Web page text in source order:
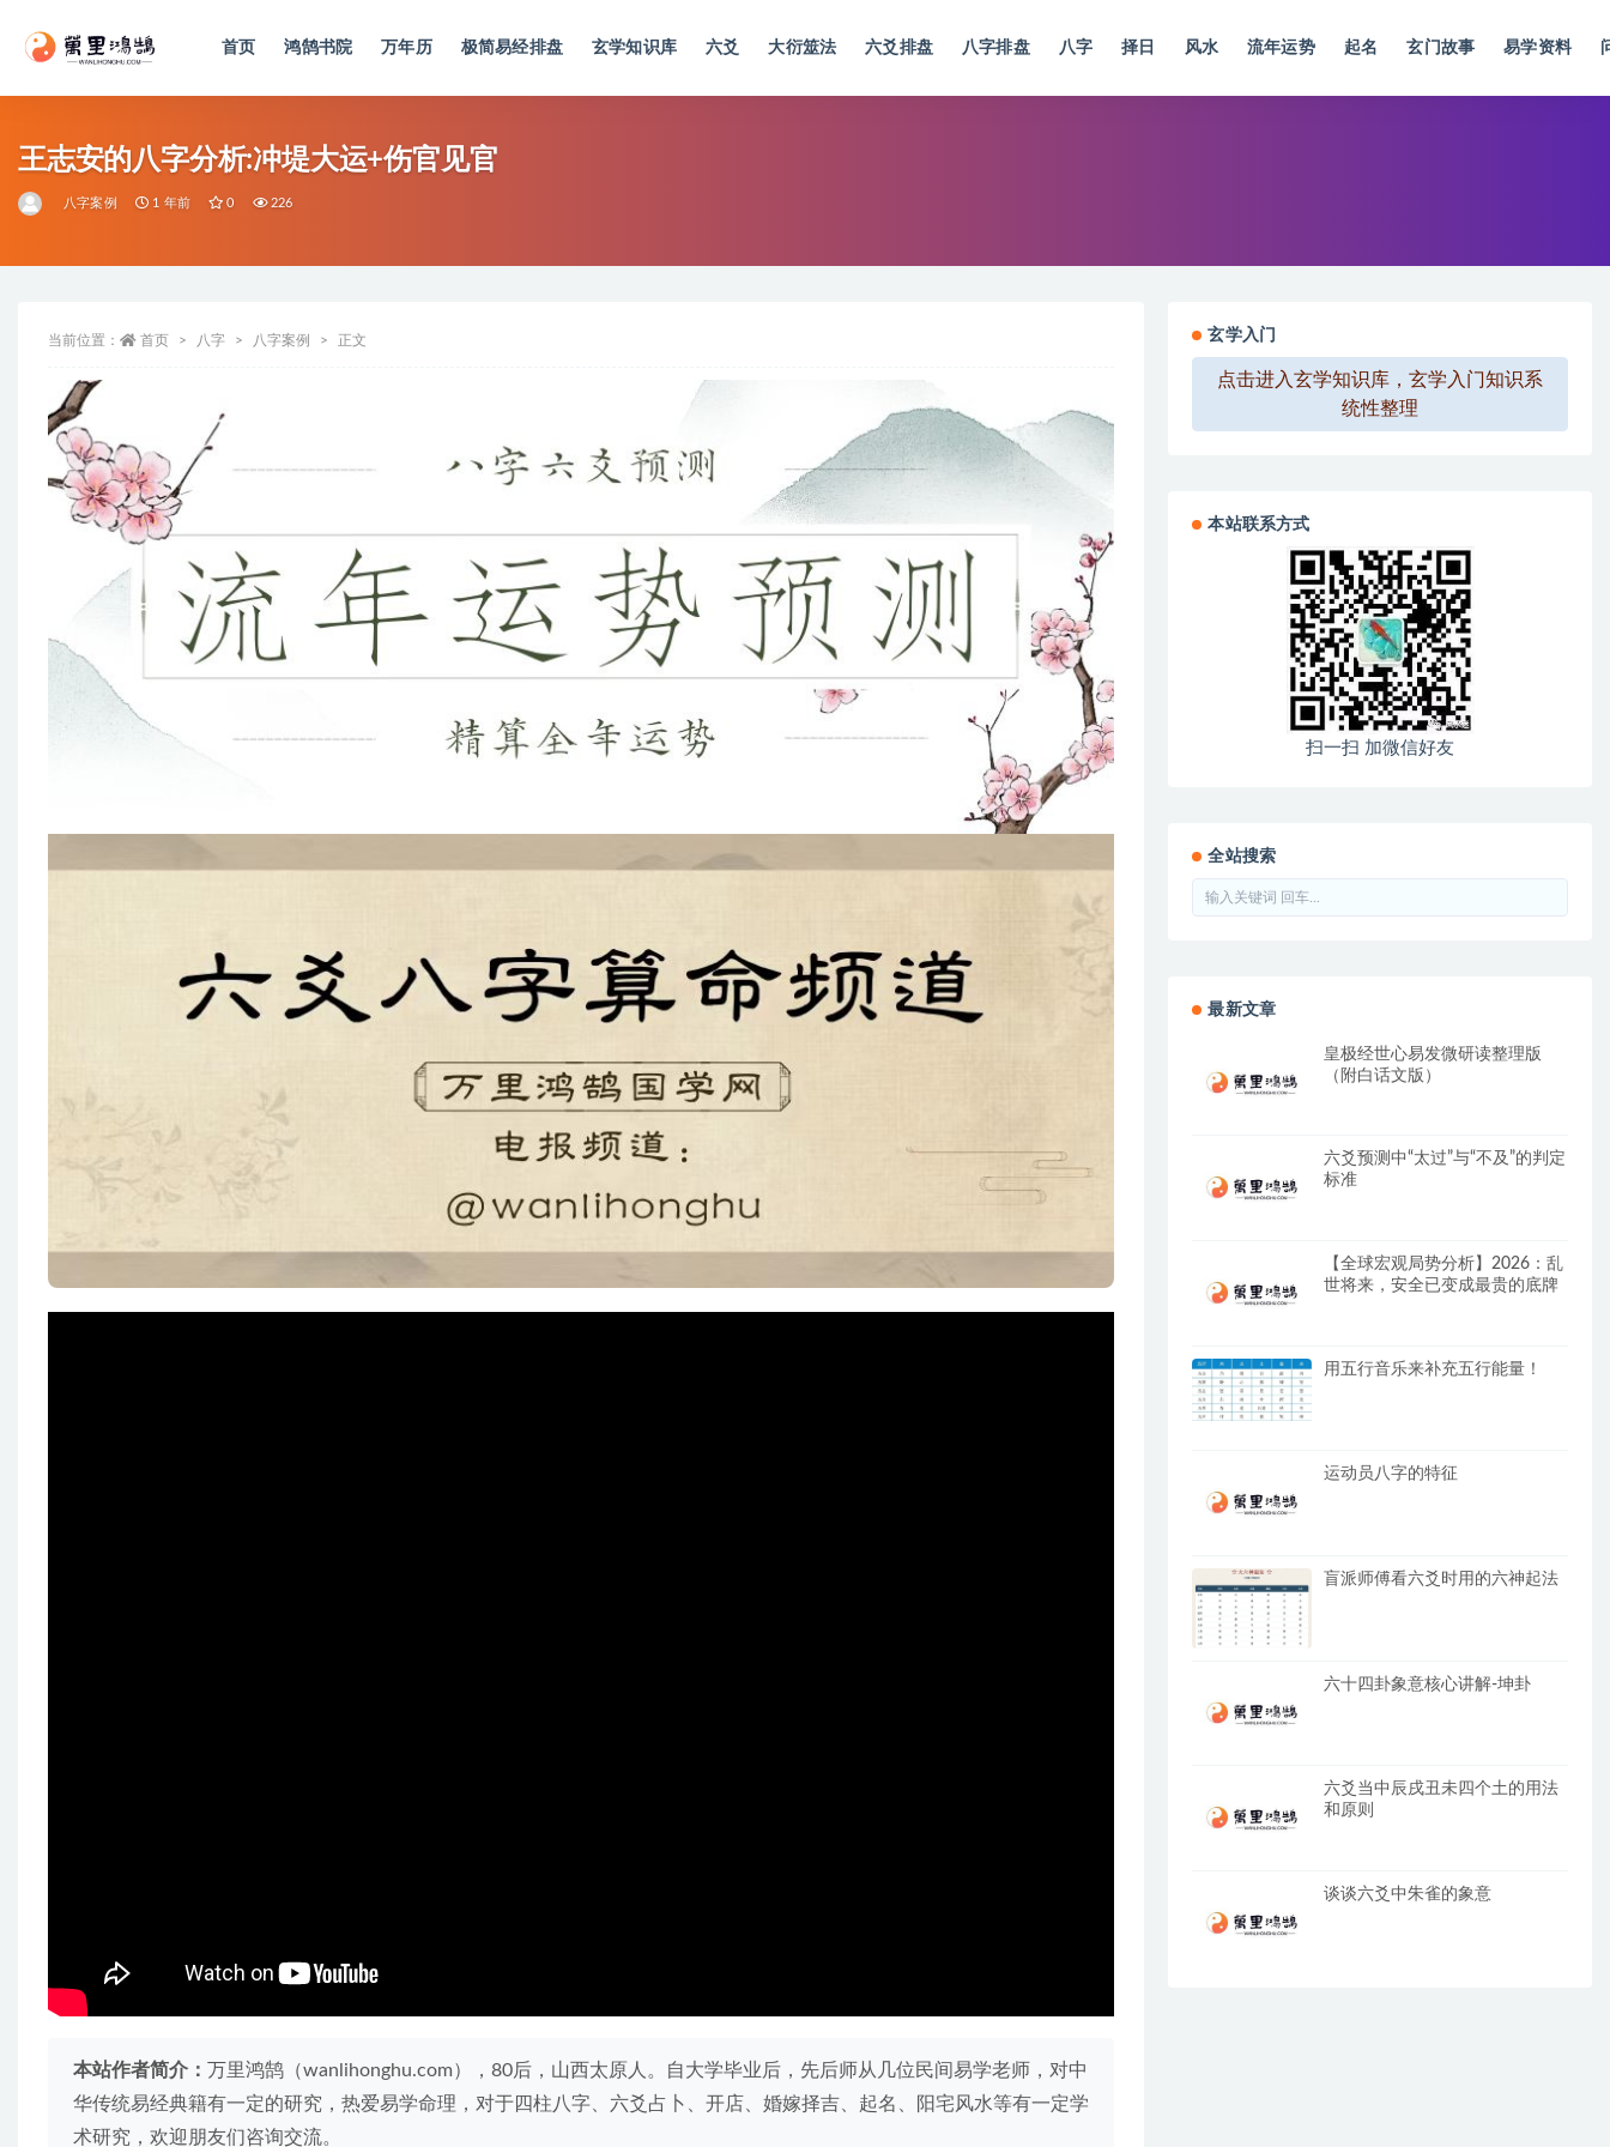
首页 鸿鹄书院 万年历 极简易经排盘 玄学知识库 六爻 大衍筮法 六爻排盘 八字排盘 八字 择日 风水 流年运势 起名 玄门故事 易学资料
王志安的八字分析:冲堤大运+伤官见官
八字案例 1 年前 0 226
当前位置： 首页 八字 八字案例 正文
本站作者简介： 万里鸿鹄（wanlihonghu.com），80后，山西太原人。自大学毕业后，先后师从几位民间易学老师，对中
华传统易经典籍有一定的研究，热爱易学命理，对于四柱八字、六爻占卜、开店、婚嫁择吉、起名、阳宅风水等有一定学
术研究，欢迎朋友们咨询交流。
玄学入门
点击进入玄学知识库，玄学入门知识系
统性整理
本站联系方式
扫一扫 加微信好友
全站搜索
最新文章
皇极经世心易发微研读整理版
（附白话文版）
六爻预测中“太过”与“不及”的判定
标准
【全球宏观局势分析】2026：乱
世将来，安全已变成最贵的底牌
用五行音乐来补充五行能量！
运动员八字的特征
盲派师傅看六爻时用的六神起法
六十四卦象意核心讲解-坤卦
六爻当中辰戌丑未四个土的用法
和原则
谈谈六爻中朱雀的象意